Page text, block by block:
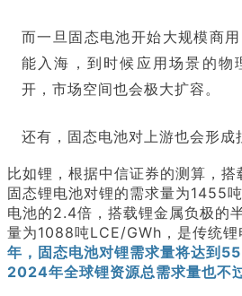
而一旦固态电池开始大规模商
能入海，到时候应用场景的物
开，市场空间也会极大扩容。
还有，固态电池对上游也会形成
比如锂，根据中信证券的测算，
固态锂电池对锂的需求量为1455
电池的2.4倍，搭载锂金属负极的
量为1088吨LCE/GWh，是传统锂
年，固态电池对锂需求量将达到
2024年全球锂资源总需求量也不